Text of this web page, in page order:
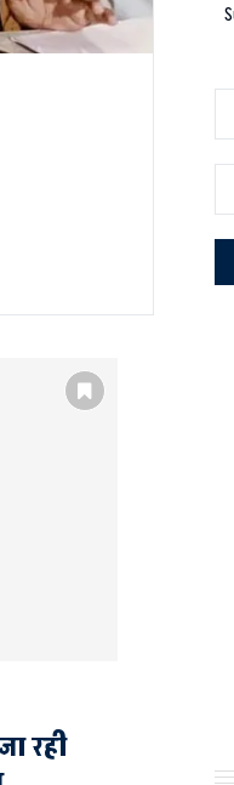
रही